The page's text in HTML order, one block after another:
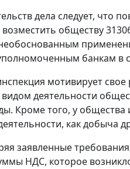
дела следует, что
обществу
банкам в
мотивирует
деятельности
Кроме того, у общества
как добыча
заявленные
НДС, которое